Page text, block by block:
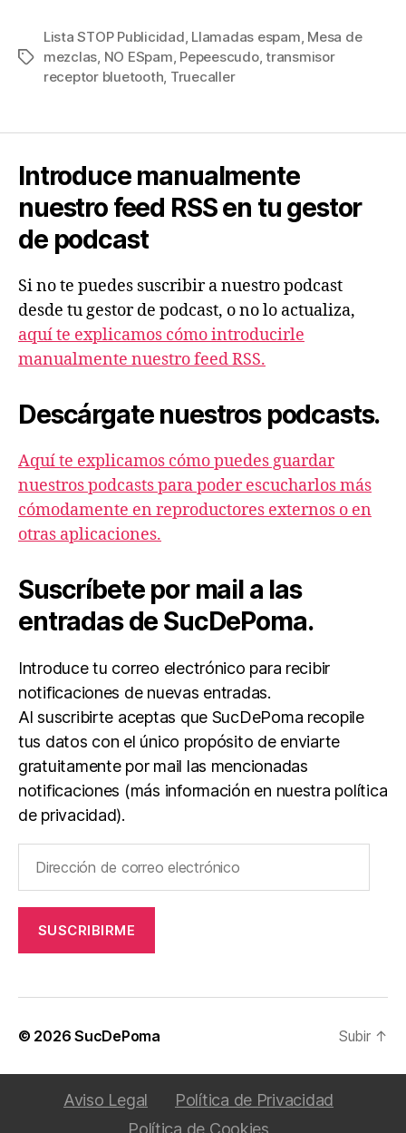
c
r
a
d
i
o
Etiquetas
Lista STOP Publicidad, Llamadas espam, Mesa de
mezclas, NO ESpam, Pepeescudo,transmisor
receptor bluetooth, Truecaller
Introduce manualmente
nuestro feed RSS en tu gestor
de podcast
Si no te puedes suscribir a nuestro podcast
desde tu gestor de podcast, o no lo actualiza,
aquí te explicamos cómo introducirle
manualmente nuestro feed RSS.
Descárgate nuestros podcasts.
Aquí te explicamos cómo puedes guardar
nuestros podcasts para poder escucharlos más
cómodamente en reproductores externos o en
otras aplicaciones.
Suscríbete por mail a las
entradas de SucDePoma.
Introduce tu correo electrónico para recibir
notificaciones de nuevas entradas.
Al suscribirte aceptas que SucDePoma recopile
tus datos con el único propósito de enviarte
gratuitamente por mail las mencionadas
notificaciones (más información en nuestra política
de privacidad).
SUSCRIBIRME
© 2026SucDePoma Subir ↑
Aviso Legal
Política de Privacidad
Política de Cookies